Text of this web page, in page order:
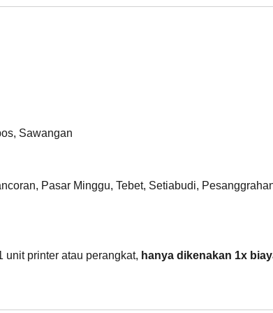
Sawangan
Pasar Minggu, Tebet, Setiabudi,
unit printer atau perangkat, hanya dikenakan 1x